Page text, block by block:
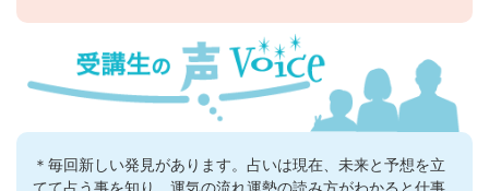
＊毎回新しい発見があります。占いは現在、未来と予想を立
てて占う事を知り、運気の流れ運勢の読み方がわかると仕事